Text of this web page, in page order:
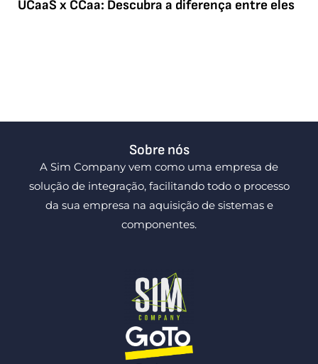
UCaaS x CCaa: Descubra a diferença entre eles
Sobre nós
A Sim Company vem como uma empresa de
solução de integração, facilitando todo o processo
da sua empresa na aquisição de sistemas e
componentes.